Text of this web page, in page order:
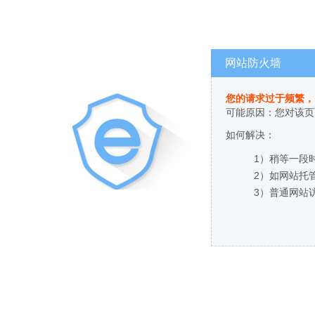
网站防火墙
您的请求过于频繁
可能原因：您对该
如何解决：
1）稍等一段
2）如网站托
3）普通网站